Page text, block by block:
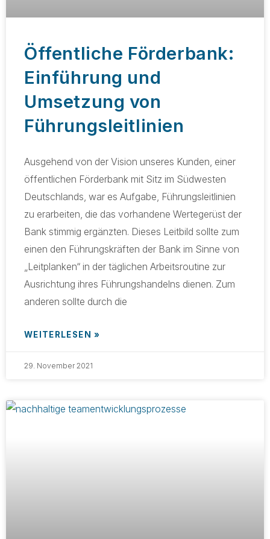
Öffentliche Förderbank:
Einführung und
Umsetzung von
Führungsleitlinien
Ausgehend von der Vision unseres Kunden, einer
öffentlichen Förderbank mit Sitz im Südwesten
Deutschlands, war es Aufgabe, Führungsleitlinien
zu erarbeiten, die das vorhandene Wertegerüst der
Bank stimmig ergänzten. Dieses Leitbild sollte zum
einen den Führungskräften der Bank im Sinne von
„Leitplanken“ in der täglichen Arbeits­routine zur
Ausrichtung ihres Führungshandelns dienen. Zum
anderen sollte durch die
WEITERLESEN »
29. November 2021